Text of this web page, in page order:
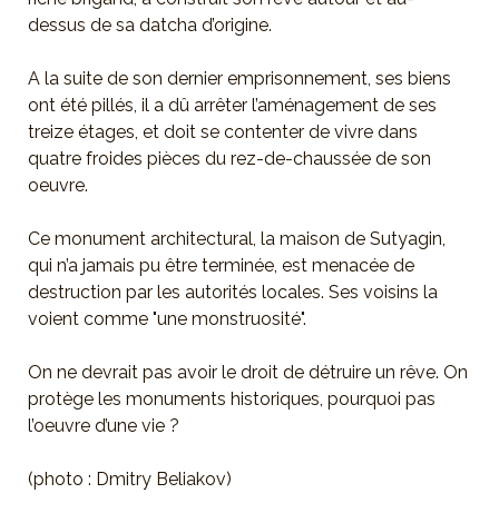
dessus de sa datcha d’origine.
A la suite de son dernier emprisonnement, ses biens
ont été pillés, il a dû arrêter l’aménagement de ses
treize étages, et doit se contenter de vivre dans
quatre froides pièces du rez-de-chaussée de son
oeuvre.
Ce monument architectural, la maison de Sutyagin,
qui n’a jamais pu être terminée, est menacée de
destruction par les autorités locales. Ses voisins la
voient comme une monstruosité.
On ne devrait pas avoir le droit de détruire un rêve. On
protège les monuments historiques, pourquoi pas
l’oeuvre d’une vie ?
(photo : Dmitry Beliakov)